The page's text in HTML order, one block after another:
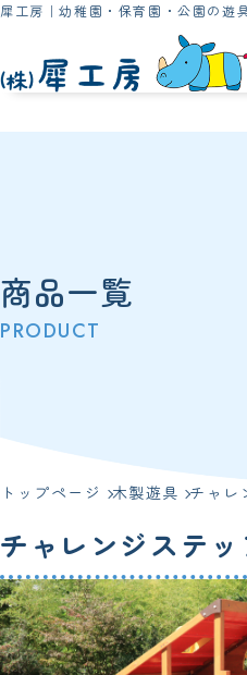
犀工房｜幼稚園・保育園・公園の遊
商品一覧
トップページ 木製遊具 チャレ
チャレンジステ